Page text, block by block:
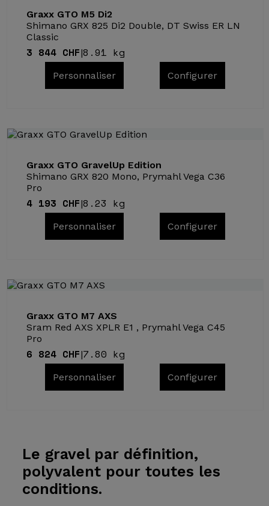
Graxx GTO M5 Di2
Shimano GRX 825 Di2 Double, DT Swiss ER LN
Classic
3 844 CHF|8.91 kg
Personnaliser Configurer
Graxx GTO GravelUp Edition
Shimano GRX 820 Mono, Prymahl Vega C36
Pro
4 193 CHF|8.23 kg
Personnaliser Configurer
Graxx GTO M7 AXS
Sram Red AXS XPLR E1 , Prymahl Vega C45
Pro
6 824 CHF|7.80 kg
Personnaliser Configurer
Le gravelpar définition,
polyvalent pour toutes les
conditions.